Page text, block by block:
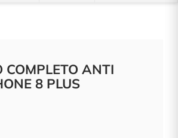
COMPLETO ANTI
8 PLUS